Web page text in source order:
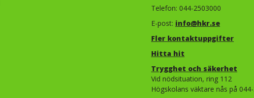
Telefon: 044-2503000
E-post: info@hkr.se
Fler kontaktuppgifter
Hitta hit
Trygghet och säkerhet​​​​​​​​​​​
Vid nödsituation, ring 112
Högskolans väktare nås på